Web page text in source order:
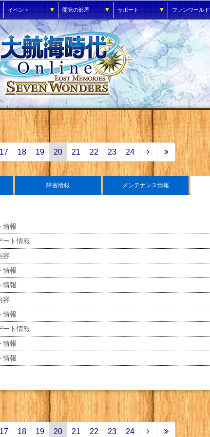
イベント ▼ 開発の部屋 ▼ サポート ▼ ファンワールド
17 18 19 20 21 22 23 24
障害情報 メンテナンス情報
情報
ート情報
容
情報
情報
容
情報
ート情報
情報
情報
17 18 19 20 21 22 23 24